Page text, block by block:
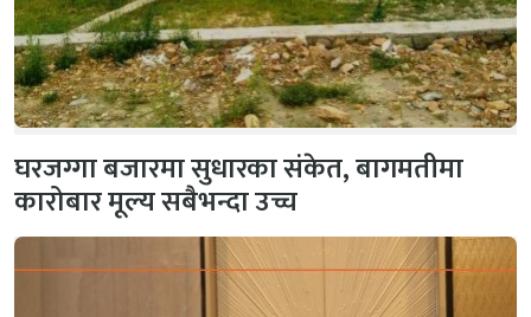
घरजग्गा बजारमा सुधारका संकेत, बागमतीमा
कारोबार मूल्य सबैभन्दा उच्च